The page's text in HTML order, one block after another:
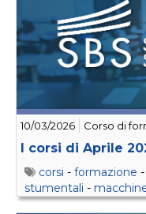
10/03/2026 Corso di
I corsi di Aprile
corsi - formazione -
stumentali -